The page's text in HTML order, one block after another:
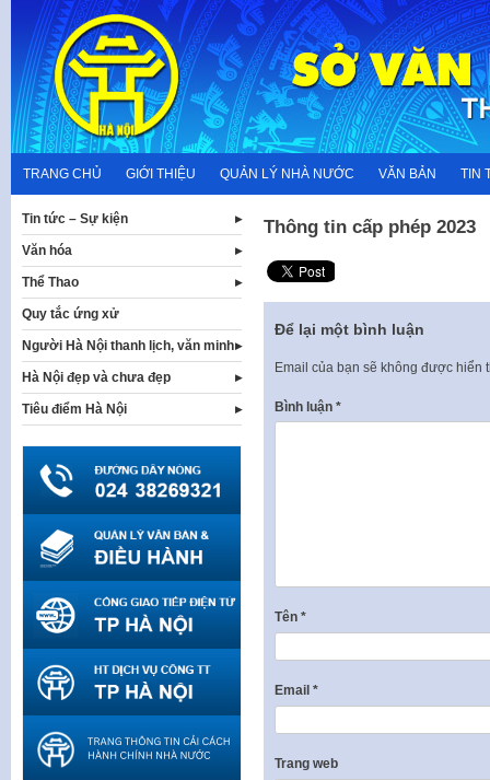
content
TRANG CHỦ GIỚI THIỆU QUẢN LÝ NHÀ NƯỚC VĂN BẢN TIN
Thông tin cấp phép 2023
Để lại một bình luận
Email của bạn sẽ không được hiển
Bình luận *
Tên *
Email *
Trang web
Tin tức – Sự kiện
Văn hóa
Thể Thao
Quy tắc ứng xử
Người Hà Nội thanh lịch, văn minh
Hà Nội đẹp và chưa đẹp
Tiêu điểm Hà Nội